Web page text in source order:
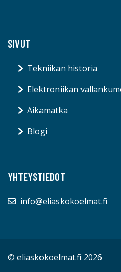
SIVUT
Tekniikan historia
Elektroniikan
Aikamatka
Blogi
YHTEYSTIEDOT
info@eliaskokoelmat.fi
© eliaskokoelmat.fi 2026